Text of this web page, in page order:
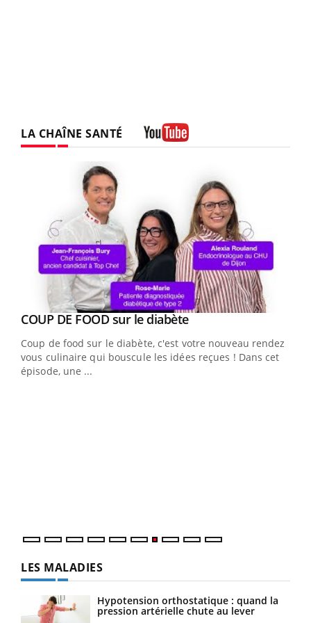
LA CHAÎNE SANTÉ
Youtube
COUP DE FOOD sur le diabèteYoutube
Coup de food sur le diabète, c'est votre nouveau rendez-
vous culinaire qui bouscule les idées reçues ! Dans cet
épisode, une ...
LES MALADIES
Hypotension orthostatique : quand la
pression artérielle chute au lever